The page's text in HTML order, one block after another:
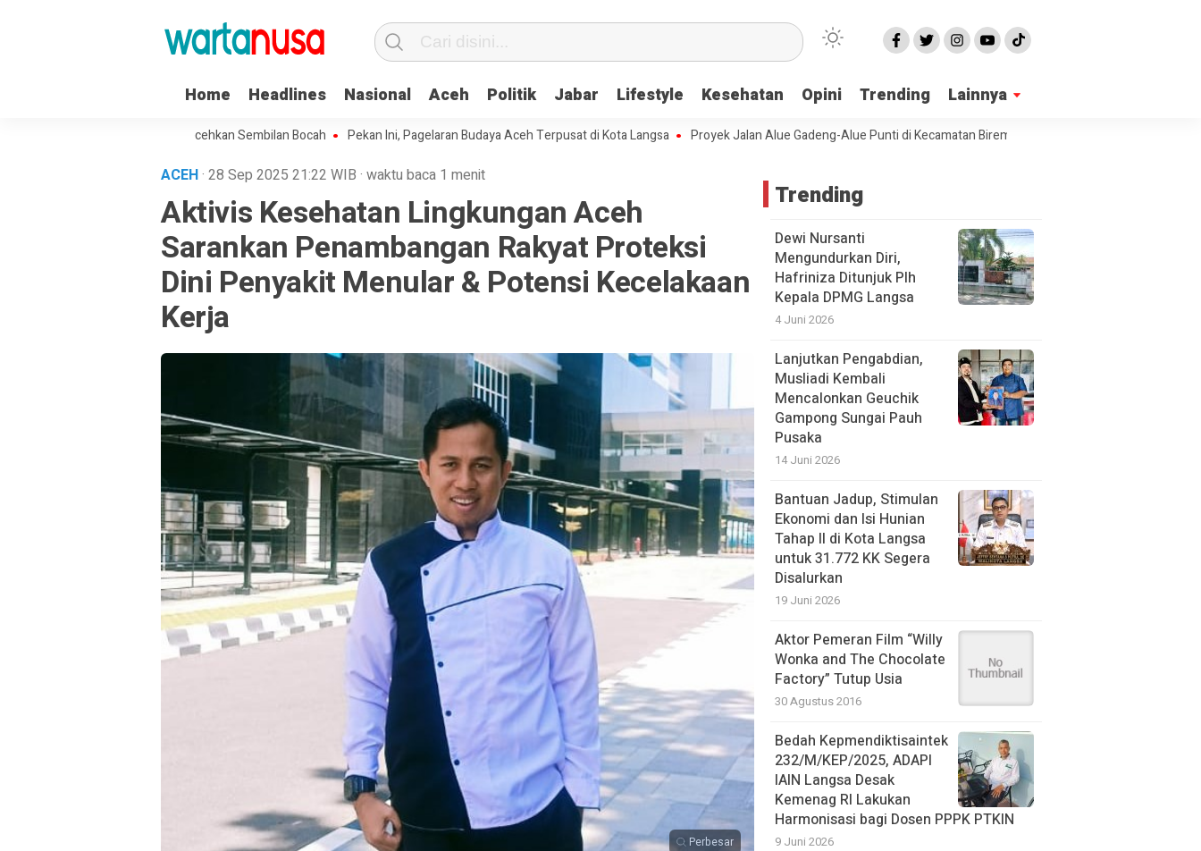
Home Headlines Nasional Aceh Politik Jabar Lifestyle Kesehatan Opini Trending Lainnya
Kakek di Langsa Lecehkan Sembilan Bocah Pekan Ini, Pagelaran Budaya Aceh Terpusat di Kota Langsa Proyek Jalan Alue Gadeng-Alue Punti di Kecamatan Birem Bayeun Mangkrak
ACEH· 28 Sep 2025 21:22 WIB · waktu baca 1 menit
Aktivis Kesehatan Lingkungan Aceh
Sarankan Penambangan Rakyat Proteksi
Dini Penyakit Menular & Potensi Kecelakaan
Kerja
Perbesar
Trending
Dewi Nursanti
Mengundurkan Diri,
Hafriniza Ditunjuk Plh
Kepala DPMG Langsa
4 Juni 2026
Lanjutkan Pengabdian,
Musliadi Kembali
Mencalonkan Geuchik
Gampong Sungai Pauh
Pusaka
14 Juni 2026
Bantuan Jadup, Stimulan
Ekonomi dan Isi Hunian
Tahap II di Kota Langsa
untuk 31.772 KK Segera
Disalurkan
19 Juni 2026
Aktor Pemeran Film “Willy
Wonka and The Chocolate
Factory” Tutup Usia
30 Agustus 2016
Bedah Kepmendiktisaintek
232/M/KEP/2025, ADAPI
IAIN Langsa Desak
Kemenag RI Lakukan
Harmonisasi bagi Dosen PPPK PTKIN
9 Juni 2026